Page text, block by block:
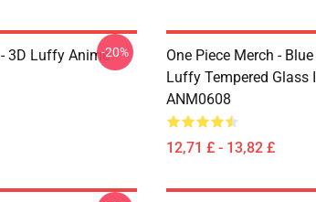
3D Luffy Anime-20%
One Piece Merch -
Luffy Tempered Glass
ANM0608
12,71 £ - 13,82 £